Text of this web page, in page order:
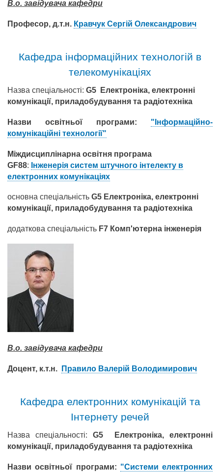
В.о. завідувача кафедри
Професор, д.т.н. Кравчук Сергій Олександрович
Кафедра інформаційних технологій в
телекомунікаціях
Назва спеціальності: G5 Електроніка, електронні
комунікації, приладобудування та радіотехніка
Назви освітньої програми: "Інформаційно-
комунікаційні технології"
Міждисциплінарна освітня програма
GF88: Інженерія систем штучного інтелекту в
електронних комунікаціях
основна спеціальність G5 Електроніка, електронні
комунікації, приладобудування та радіотехніка
додаткова спеціальність F7 Комп'ютерна інженерія
В.о. завідувача кафедри
Доцент, к.т.н. Правило Валерій Володимирович
Кафедра електронних комунікацій та
Інтернету речей
Назва спеціальності:G5 Електроніка, електронні
комунікації, приладобудування та радіотехніка
Назви освітньої програми: "Системи електронних